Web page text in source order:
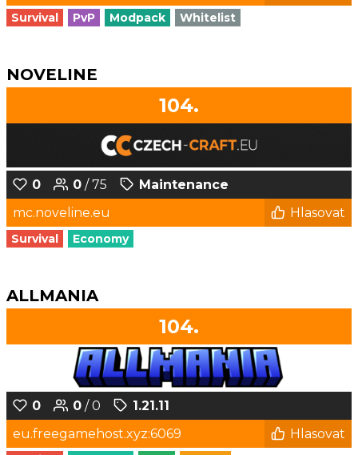
Survival PvP Modpack Whitelist
NOVELINE
104.
0 0 / 75
Maintenance
mc.noveline.eu
Hlasovat
Survival Economy
ALLMANIA
104.
0 0 / 0
1.21.11
eu.freegamehost.xyz:6069
Hlasovat